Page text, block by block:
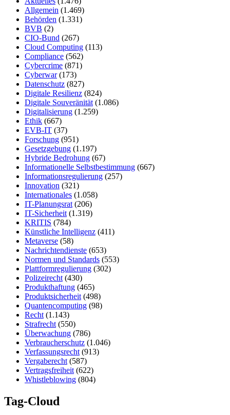
Allgemein (1.469)
Behörden (1.331)
BVB (2)
CIO-Bund (267)
Cloud Computing (113)
Compliance (562)
Cybercrime (871)
Cyberwar(173)
Datenschutz (827)
Digitale Resilienz (824)
Digitale Souveränität (1.086)
Digitalisierung (1.259)
Ethik (667)
EVB-IT (37)
Forschung (951)
Gesetzgebung (1.197)
Hybride Bedrohung (67)
Informationelle Selbstbestimmung (667)
Informationsregulierung (257)
Innovation (321)
Internationales (1.058)
IT-Planungsrat (206)
IT-Sicherheit (1.319)
KRITIS (784)
Künstliche Intelligenz (411)
Metaverse (58)
Nachrichtendienste (653)
Normen und Standards (553)
Plattformregulierung (302)
Polizeirecht (430)
Produkthaftung (465)
Produktsicherheit (498)
Quantencomputing (98)
Recht (1.143)
Strafrecht (550)
Überwachung (786)
Verbraucherschutz (1.046)
Verfassungsrecht (913)
Vergaberecht (587)
Vertragsfreiheit (622)
Whistleblowing (804)
Tag-Cloud